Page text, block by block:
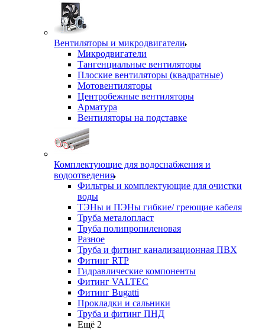
Вентиляторы и микродвигатели
Микродвигатели
Тангенциальные вентиляторы
Плоские вентиляторы (квадратные)
Мотовентиляторы
Центробежные вентиляторы
Арматура
Вентиляторы на подставке
Комплектующие для водоснабжения и
водоотведения
Фильтры и комплектующие для очистки
воды
ТЭНы и ПЭНы гибкие/ греющие кабеля
Труба металопласт
Труба полипропиленовая
Разное
Труба и фитинг канализационная ПВХ
Фитинг RTP
Гидравлические компоненты
Фитинг VALTEC
Фитинг Bugatti
Прокладки и сальники
Труба и фитинг ПНД
Ещё 2